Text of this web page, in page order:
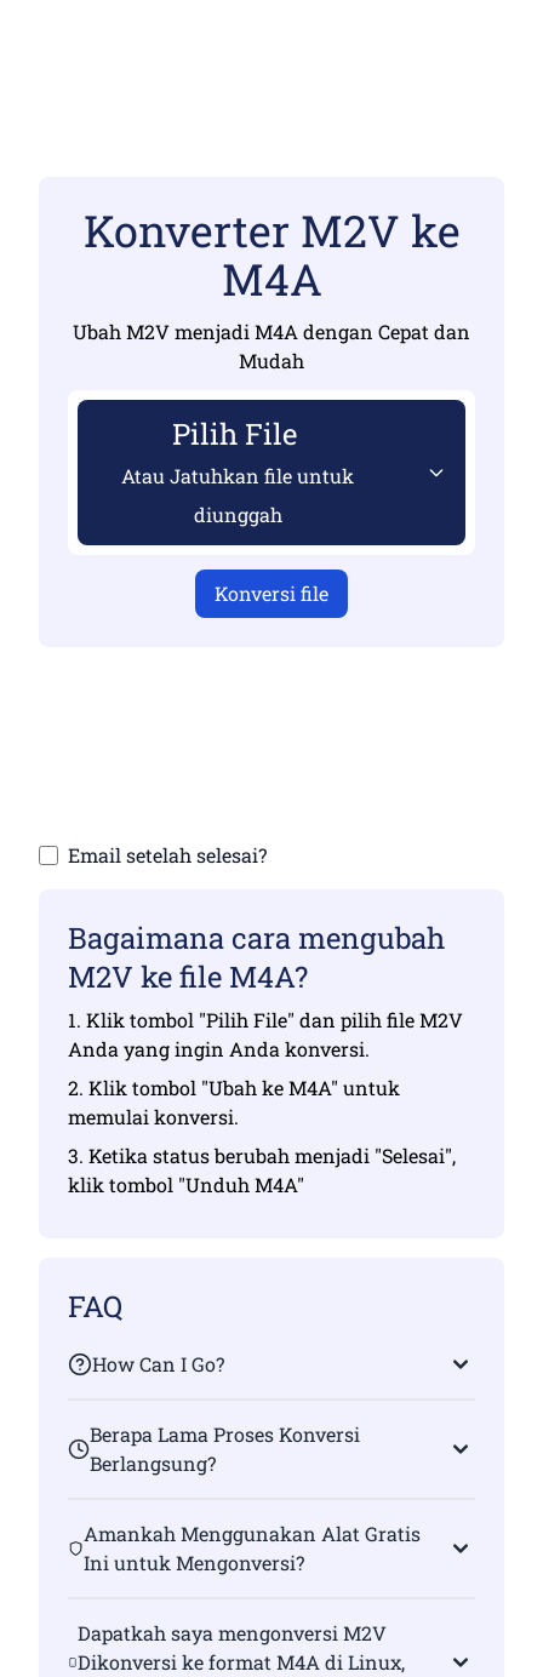
Konverter M2V ke
M4A
Ubah M2V menjadi M4A dengan Cepat dan
Mudah
Pilih File
Atau Jatuhkan file untuk
diunggah
Konversi file
Email setelah selesai?
Bagaimana cara mengubah
M2V ke file M4A?
1. Klik tombol "Pilih File" dan pilih file M2V
Anda yang ingin Anda konversi.
2. Klik tombol "Ubah ke M4A" untuk
memulai konversi.
3. Ketika status berubah menjadi "Selesai",
klik tombol "Unduh M4A"
FAQ
How Can I Go?
Berapa Lama Proses Konversi
Berlangsung?
Amankah Menggunakan Alat Gratis
Ini untuk Mengonversi?
Dapatkah saya mengonversi M2V
Dikonversi ke format M4A di Linux,